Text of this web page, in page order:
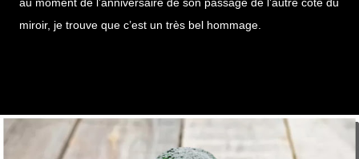
miroir, je trouve que c’est un très bel hommage.